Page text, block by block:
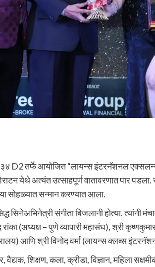
D2 तर्फे आयोजित “लायन्स इंटरनॅशनल एक्सलन्स
येथे अत्यंत उत्साहपूर्ण वातावरणात पार पडला.
या सोहळ्यात सन्मान करण्यात आला.
सिनेअभिनेत्री संगीता बिजलानी होत्या. त्यांनी
(अध्यक्ष – पुणे व्यापारी महासंघ), श्री
आणि श्री विनोद वर्मा (लायन्स क्लब्स
वैद्यक, शिक्षण, कला, क्रीडा, विज्ञान, महिला